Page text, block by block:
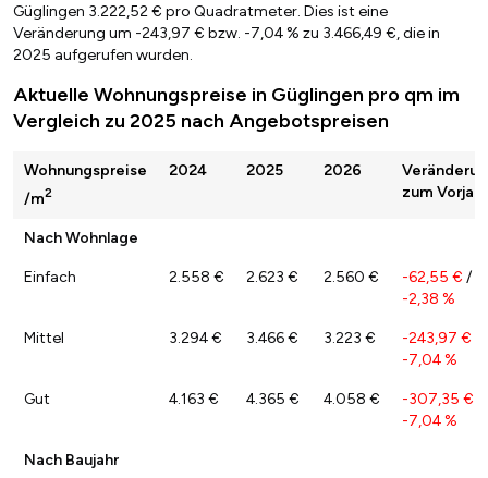
Güglingen 3.222,52 € pro Quadratmeter. Dies ist eine
Veränderung um -243,97 € bzw. -7,04 % zu 3.466,49 €, die in
2025 aufgerufen wurden.
Aktuelle Wohnungspreise in Güglingen pro qm im
Vergleich zu 2025 nach Angebotspreisen
Wohnungspreise
/m2
2024 2025 2026
zum Vorjahr
Nach Wohnlage
Einfach 2.558 € 2.623 € 2.560 € -62,55 € /
-2,38 %
Mittel 3.294 € 3.466 € 3.223 € -243,97 €
-7,04 %
Gut 4.163 € 4.365 € 4.058 € -307,35 €
-7,04 %
Nach Baujahr